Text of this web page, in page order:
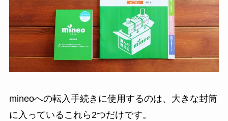
mineoへの転入手続きに使用するのは、大きな封筒
に入っているこれら2つだけです。